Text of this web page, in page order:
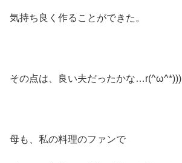
気持ち良く作ることができた。
その点は、良い夫だったかな…r(^ω^*)))
母も、私の料理のファンで